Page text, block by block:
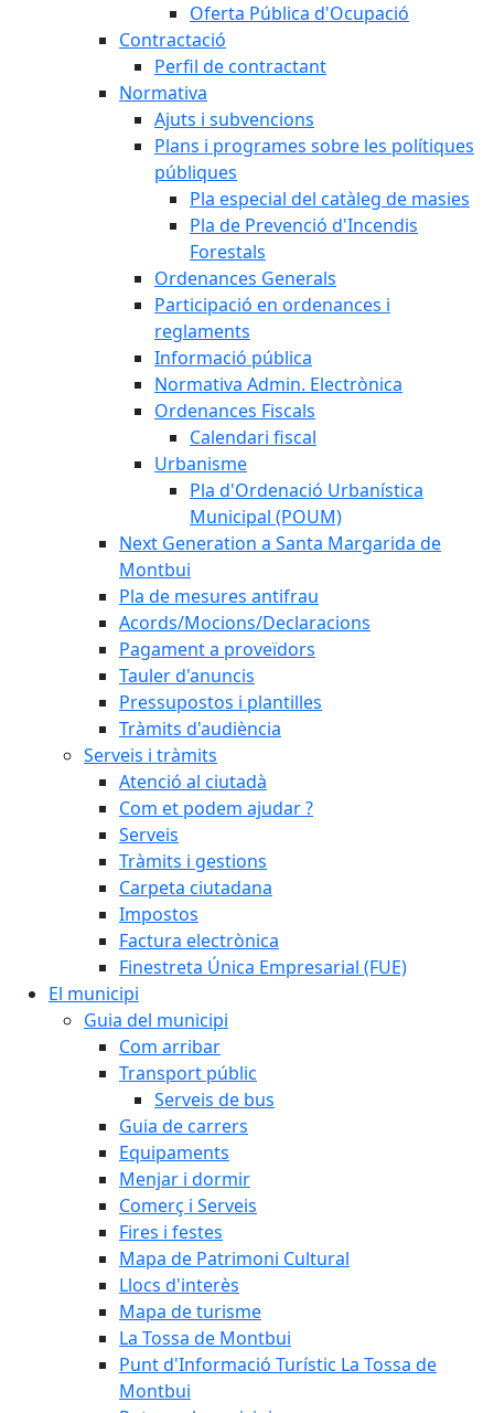
Oferta Pública d'Ocupació
Contractació
Perfil de contractant
Normativa
Ajuts i subvencions
Plans i programes sobre les polítiques
públiques
Pla especial del catàleg de masies
Pla de Prevenció d'Incendis
Forestals
Ordenances Generals
Participació en ordenances i
reglaments
Informació pública
Normativa Admin. Electrònica
Ordenances Fiscals
Calendari fiscal
Urbanisme
Pla d'Ordenació Urbanística
Municipal (POUM)
Next Generation a Santa Margarida de
Montbui
Pla de mesures antifrau
Acords/Mocions/Declaracions
Pagament a proveïdors
Tauler d'anuncis
Pressupostos i plantilles
Tràmits d'audiència
Serveis i tràmits
Atenció al ciutadà
Com et podem ajudar ?
Serveis
Tràmits i gestions
Carpeta ciutadana
Impostos
Factura electrònica
Finestreta Única Empresarial (FUE)
El municipi
Guia del municipi
Com arribar
Transport públic
Serveis de bus
Guia de carrers
Equipaments
Menjar i dormir
Comerç i Serveis
Fires i festes
Mapa de Patrimoni Cultural
Llocs d'interès
Mapa de turisme
La Tossa de Montbui
Punt d'Informació Turístic La Tossa de
Montbui